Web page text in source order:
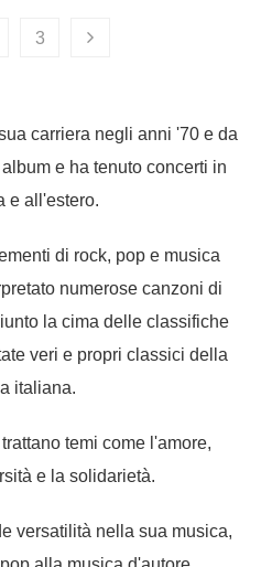
3
carriera negli anni '70 e da
e ha tenuto concerti in
e all'estero.
di rock, pop e musica
numerose canzoni di
la cima delle classifiche
veri e propri classici della
italiana.
temi come l'amore,
e la solidarietà.
versatilità nella sua musica,